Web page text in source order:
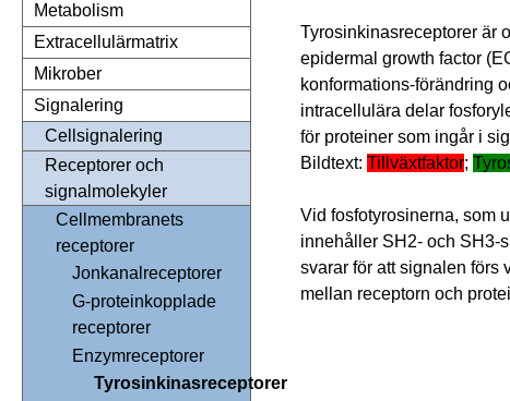
Metabolism
Extracellulärmatrix
Mikrober
Signalering
Cellsignalering
Receptorer och
signalmolekyler
Cellmembranets
receptorer
Jonkanalreceptorer
G-proteinkopplade
receptorer
Enzymreceptorer
Tyrosinkinasreceptorer
Tyrosinkinasreceptorer är
epidermal growth factor
konformations-förändring
intracellulära delar
för proteiner som ingår i
Bildtext: Tillväxtfaktor;
Vid fosfotyrosinerna, som
innehåller SH2- och SH3-
svarar för att signalen förs
mellan receptorn och